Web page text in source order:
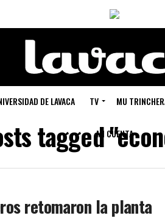
DE LAVACA TV MU
MI CUENTA
tagged
retomaron la planta